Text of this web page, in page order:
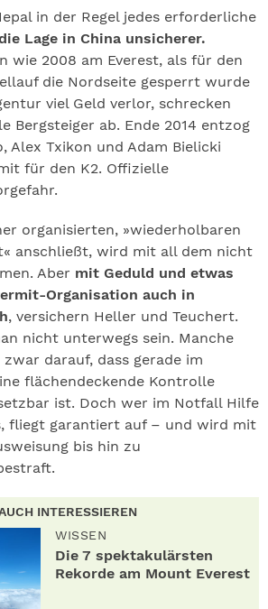
in der Regel jedes erforderliche
Lage in China unsicherer.
wie 2008 am Everest, als für den
die Nordseite gesperrt wurde
viel Geld verlor, schrecken
Bergsteiger ab. Ende 2014 entzog
Alex Txikon und Adam Bielicki
für den K2. Offizielle
organisierten, »wiederholbaren
anschließt, wird mit all dem nicht
Aber mit Geduld und etwas
Organisation auch in
, versichern Heller und Teuchert.
nicht unterwegs sein. Manche
darauf, dass gerade im
flächendeckende Kontrolle
ist. Doch wer im Notfall Hilfe
fliegt garantiert auf – und wird mit
bis hin zu
INTERESSIEREN
WISSEN
Die 7 spektakulärsten
Rekorde am Mount Everest